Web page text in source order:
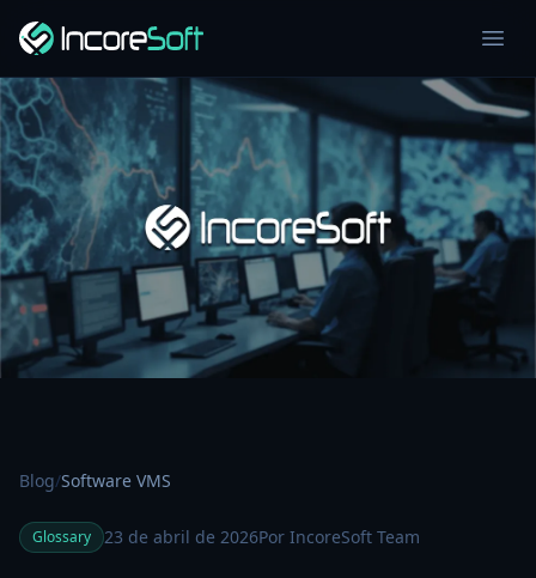
Blog/Software VMS
Glossary 23 de abril de 2026Por IncoreSoft Team